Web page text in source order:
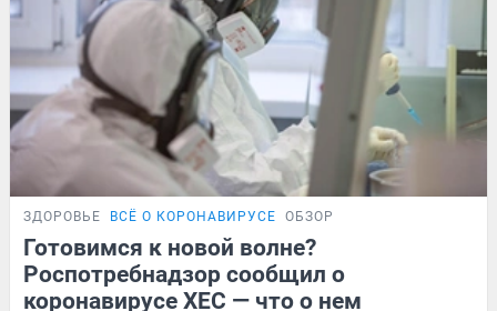
ЗДОРОВЬЕ ВСЁ О КОРОНАВИРУСЕ ОБЗОР
Готовимся к новой волне?
Роспотребнадзор сообщил о
коронавирусе XEC — что о нем